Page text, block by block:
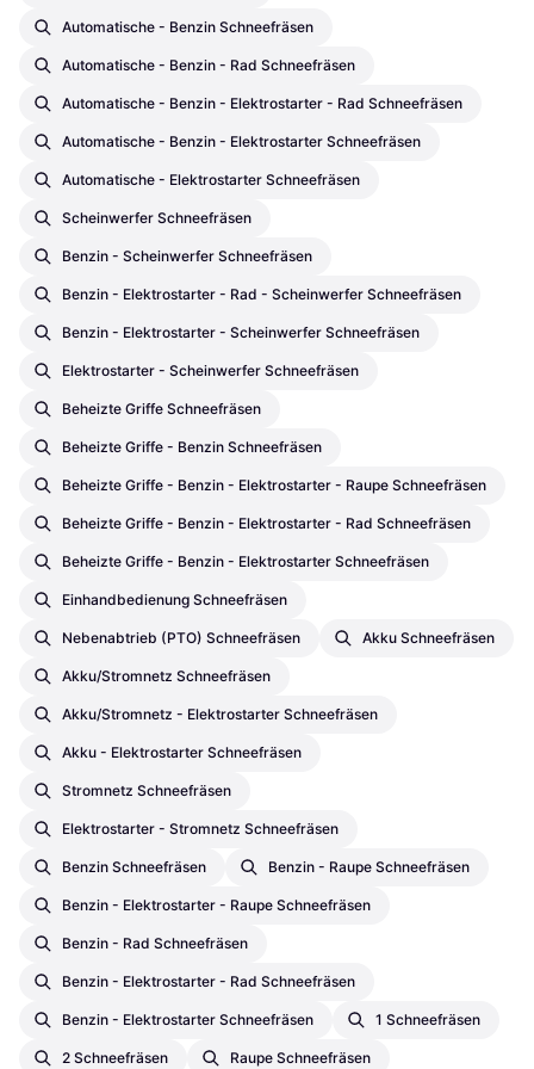
Automatische - Benzin Schneefräsen
Automatische - Benzin - Rad Schneefräsen
Automatische - Benzin - Elektrostarter - Rad Schneefräsen
Automatische - Benzin - Elektrostarter Schneefräsen
Automatische - Elektrostarter Schneefräsen
Scheinwerfer Schneefräsen
Benzin - Scheinwerfer Schneefräsen
Benzin - Elektrostarter - Rad - Scheinwerfer Schneefräsen
Benzin - Elektrostarter - Scheinwerfer Schneefräsen
Elektrostarter - Scheinwerfer Schneefräsen
Beheizte Griffe Schneefräsen
Beheizte Griffe - Benzin Schneefräsen
Beheizte Griffe - Benzin - Elektrostarter - Raupe Schneefräsen
Beheizte Griffe - Benzin - Elektrostarter - Rad Schneefräsen
Beheizte Griffe - Benzin - Elektrostarter Schneefräsen
Einhandbedienung Schneefräsen
Nebenabtrieb (PTO) Schneefräsen Akku Schneefräsen
Akku/Stromnetz Schneefräsen
Akku/Stromnetz - Elektrostarter Schneefräsen
Akku - Elektrostarter Schneefräsen
Stromnetz Schneefräsen
Elektrostarter - Stromnetz Schneefräsen
Benzin Schneefräsen Benzin - Raupe Schneefräsen
Benzin - Elektrostarter - Raupe Schneefräsen
Benzin - Rad Schneefräsen
Benzin - Elektrostarter - Rad Schneefräsen
Benzin - Elektrostarter Schneefräsen 1 Schneefräsen
2 Schneefräsen Raupe Schneefräsen